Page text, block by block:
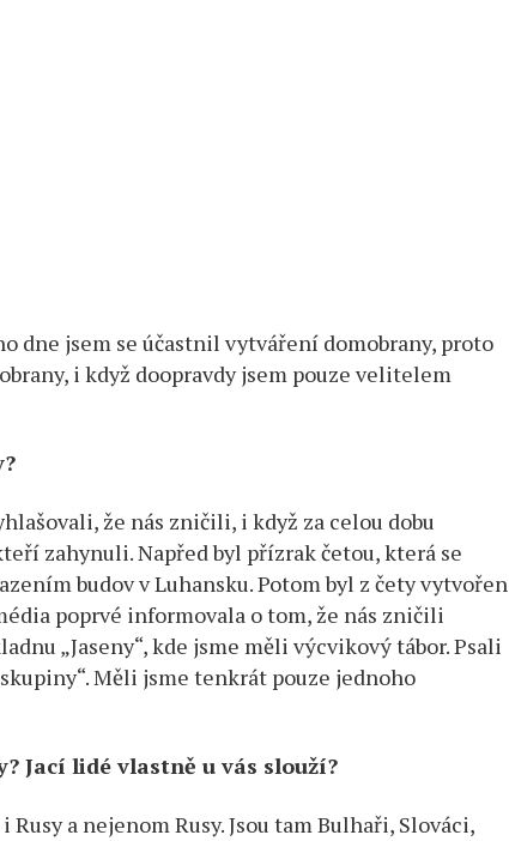
dne jsem se účastnil vytváření domobrany, proto
i když doopravdy jsem pouze velitelem
že nás zničili, i když za celou dobu
zahynuli. Napřed byl přízrak četou, která se
budov v Luhansku. Potom byl z čety vytvořen
poprvé informovala o tom, že nás zničili
„Jaseny“, kde jsme měli výcvikový tábor. Psali
Měli jsme tenkrát pouze jednoho
Jací lidé vlastně u vás slouží?
a nejenom Rusy. Jsou tam Bulhaři, Slováci,